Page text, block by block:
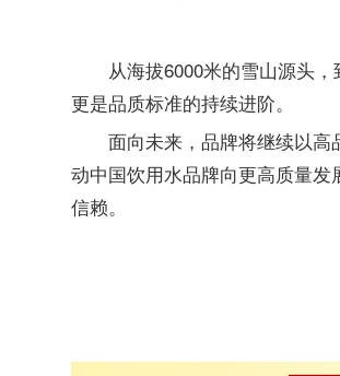
从海拔6000米的雪山源头
更是品质标准的持续进阶。
面向未来，品牌将继续以
动中国饮用水品牌向更高质量
信赖。